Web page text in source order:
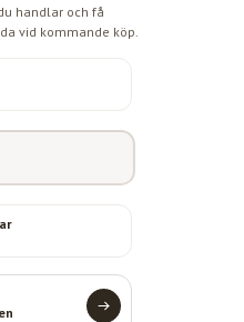
handlar och få
vid kommande köp.